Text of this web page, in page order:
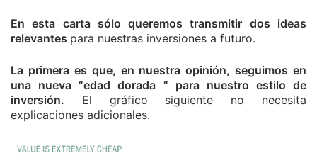
En esta carta sólo queremos transmitir dos ideas
relevantes para nuestras inversiones a futuro.
La primera es que, en nuestra opinión, seguimos en
una nueva “edad dorada “ para nuestro estilo de
inversión. El gráfico siguiente no necesita
explicaciones adicionales.